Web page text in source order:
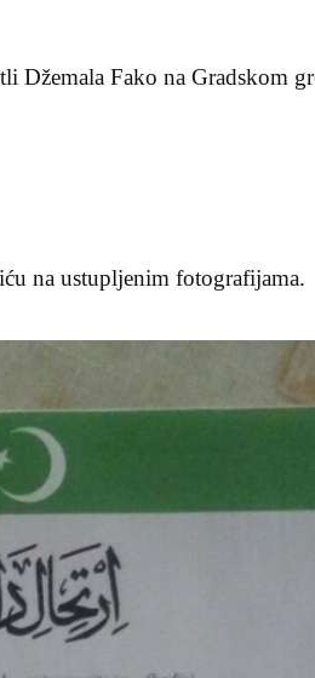
Džemala Fako na Gradskom
na ustupljenim fotografijama.